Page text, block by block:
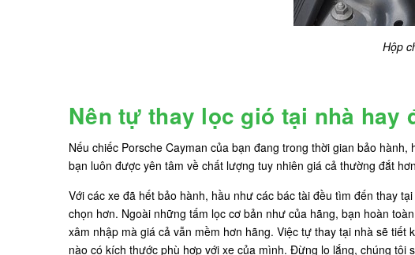
Hộp
Nên tự thay lọc gió tại nhà hay
Nếu chiếc Porsche Cayman của bạn đang trong thời gian bảo
bạn luôn được yên tâm về chất lượng tuy nhiên giá cả thường đắt
Với các xe đã hết bảo hành, hầu như các bác tài đều tìm đến thay
chọn hơn. Ngoài những tấm lọc cơ bản như của hãng, bạn hoàn
xâm nhập mà giá cả vẫn mềm hơn hãng. Việc tự thay tại nhà sẽ
nào có kích thước phù hợp với xe của mình. Đừng lo lắng, chúng tôi